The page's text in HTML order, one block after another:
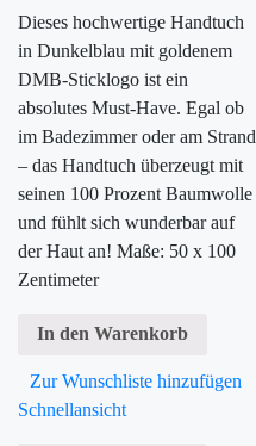
Dieses hochwertige Handtuch
in Dunkelblau mit goldenem
DMB-Sticklogo ist ein
absolutes Must-Have. Egal ob
im Badezimmer oder am Strand
– das Handtuch überzeugt mit
seinen 100 Prozent Baumwolle
und fühlt sich wunderbar auf
der Haut an! Maße: 50 x 100
Zentimeter
In den Warenkorb
Zur Wunschliste hinzufügen
Schnellansicht